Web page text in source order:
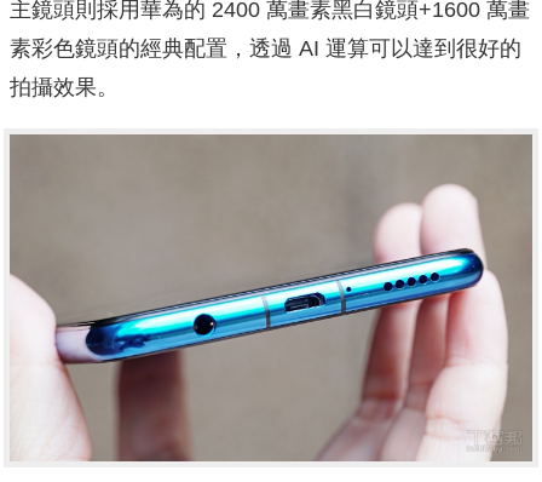
主鏡頭則採用華為的 2400 萬畫素黑白鏡頭+1600 萬畫
素彩色鏡頭的經典配置，透過 AI 運算可以達到很好的
拍攝效果。